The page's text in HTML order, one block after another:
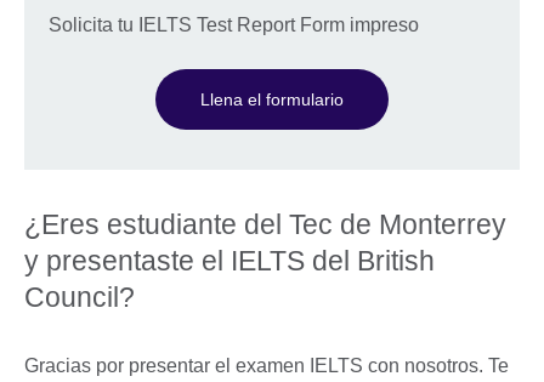
Solicita tu IELTS Test Report Form impreso
Llena el formulario
¿Eres estudiante del Tec de Monterrey
y presentaste el IELTS del British
Council?
Gracias por presentar el examen IELTS con nosotros. Te